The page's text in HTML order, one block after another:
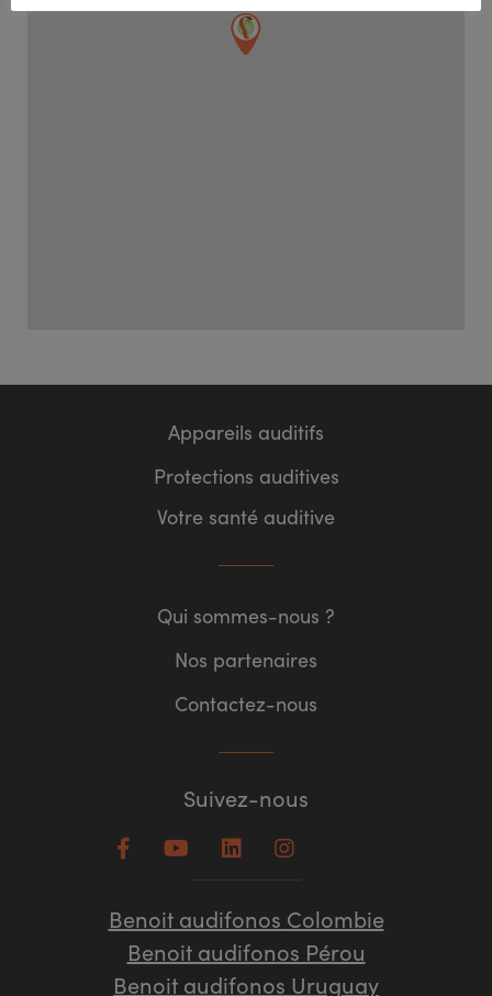
Appareils auditifs
Protections auditives
Votre santé auditive
Suivez-nous
Benoit audifonos Colombie
Benoit audifonos Pérou
Benoit audifonos Uruguay
Qui sommes-nous ?
Nos partenaires
Contactez-nous